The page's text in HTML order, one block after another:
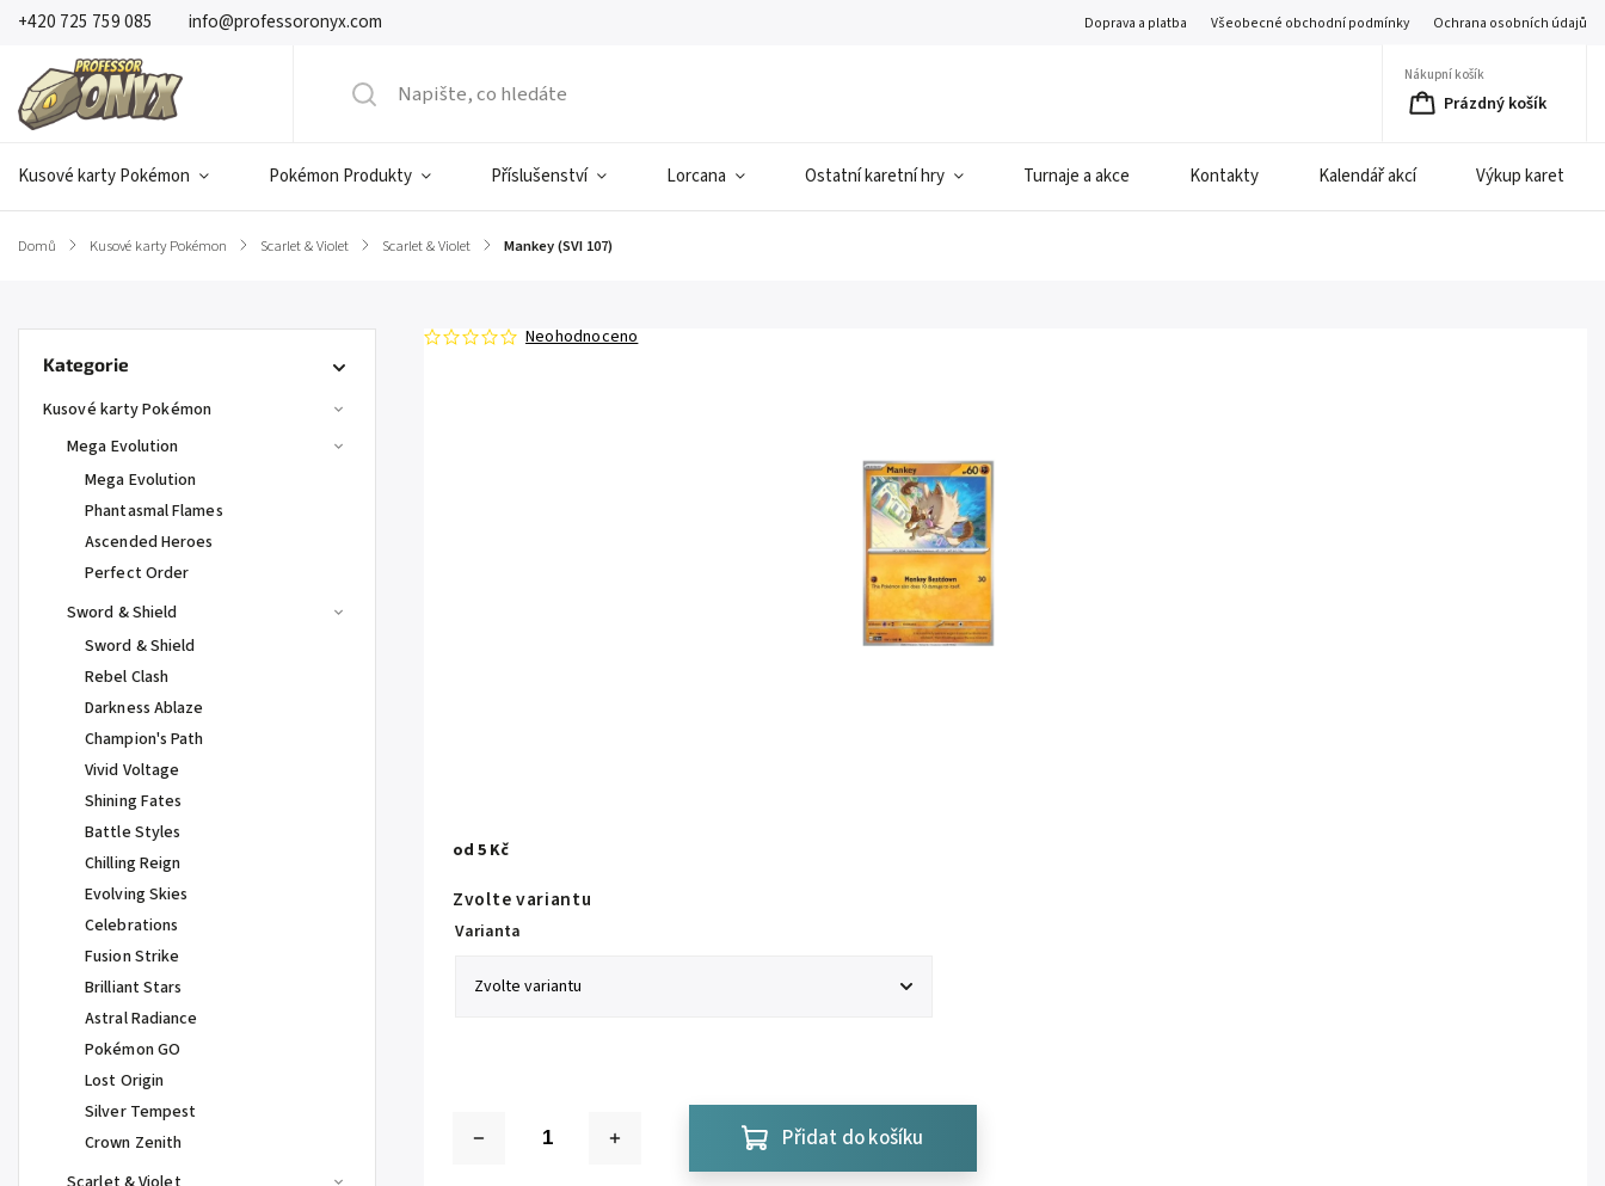
+420 725 759 085 info@professoronyx.com Doprava a platba Všeobecné obchodní podmínky Ochrana osobních údajů
Nákupní košík
Prázdný košík
Kusové karty Pokémon Pokémon Produkty Příslušenství Lorcana Ostatní karetní hry Turnaje a akce Kontakty Kalendář akcí Výkup karet
Domů / Kusové karty Pokémon / Scarlet & Violet / Scarlet & Violet / Mankey (SVI 107)
Kategorie
Kusové karty Pokémon
Mega Evolution
Mega Evolution
Phantasmal Flames
Ascended Heroes
Perfect Order
Sword & Shield
Sword & Shield
Rebel Clash
Darkness Ablaze
Champion's Path
Vivid Voltage
Shining Fates
Battle Styles
Chilling Reign
Evolving Skies
Celebrations
Fusion Strike
Brilliant Stars
Astral Radiance
Pokémon GO
Lost Origin
Silver Tempest
Crown Zenith
Neohodnoceno
od 5 Kč
Zvolte variantu
Varianta
Přidat do košíku